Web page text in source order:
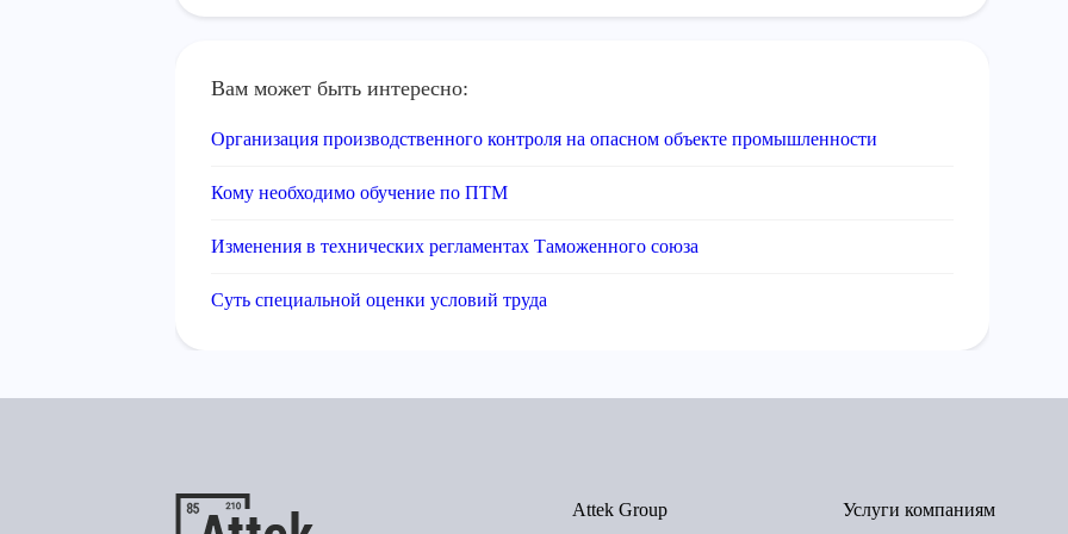
Вам может быть интересно:
Организация производственного контроля на опасном объекте промышленности
Кому необходимо обучение по ПТМ
Изменения в технических регламентах Таможенного союза
Суть специальной оценки условий труда
Attek Group Услуги компаниям